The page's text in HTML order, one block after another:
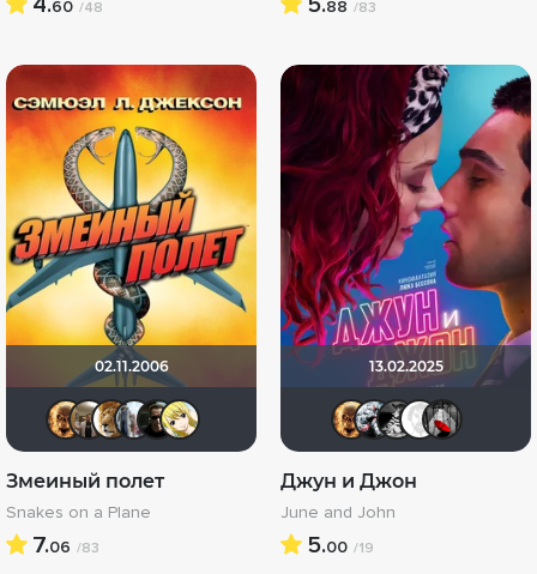
60 /48 88 /83
02.11.2006
Leksus81
Vladimir Samsonov
id95924809
kino.man 22
Сапфира))
Змеиный полет
Snakes on a Plane
7.06 /83
13.02.2025
Leksus81
Джун и Джон
June and John
5.00 /19